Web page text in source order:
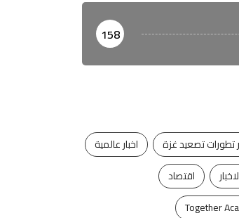
158
تطورات تصعيد غزة
اخبار عالمية
اقتصاد